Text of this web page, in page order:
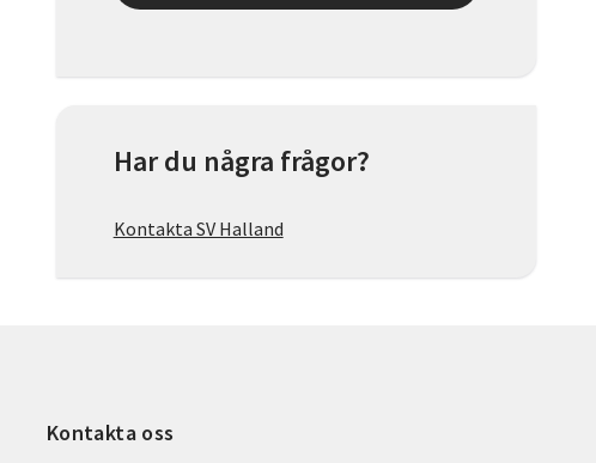
Har du några frågor?
Kontakta SV Halland
Kontakta oss